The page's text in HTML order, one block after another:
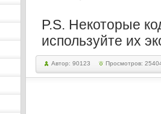
P.S. Некоторые
используйте их
Автор: 90123 Просмотров: